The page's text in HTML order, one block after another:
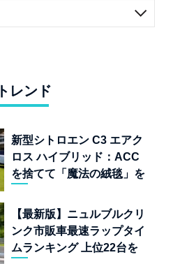
トレンド
新型シトロエン C3 エアク
ロス ハイブリッド：ACC
を捨てて「魔法の絨毯」を
児
【最新版】ニュルブルクリ
ンク市販車最速ラップタイ
ムランキング 上位22台を